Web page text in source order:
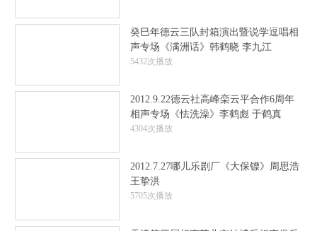
癸巳年德云三队封箱演出暨说学逗唱相
声专场《满洲话》韩鹤晓 李九江
5432次播放
2012.9.22德云社高峰栾云平合作6周年
相声专场《怯洗澡》李鹤彪 于鹤真
4304次播放
2012.7.27哪儿乐剧厂《大保镖》周思浩
王挚洪
5705次播放